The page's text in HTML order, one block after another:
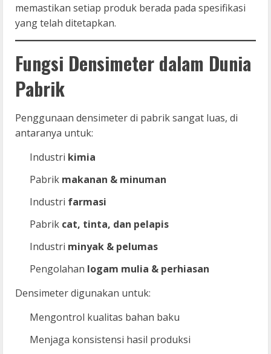
memastikan setiap produk berada pada spesifikasi
yang telah ditetapkan.
Fungsi Densimeter dalam Dunia
Pabrik
Penggunaan densimeter di pabrik sangat luas, di
antaranya untuk:
Industri kimia
Pabrik makanan & minuman
Industri farmasi
Pabrik cat, tinta, dan pelapis
Industri minyak & pelumas
Pengolahan logam mulia & perhiasan
Densimeter digunakan untuk:
Mengontrol kualitas bahan baku
Menjaga konsistensi hasil produksi